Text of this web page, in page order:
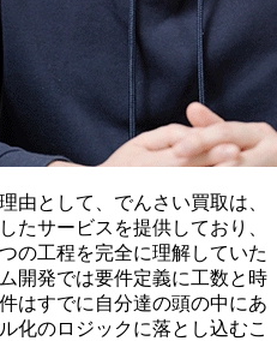
由として、でんさい買取は、
たサービスを提供しており、
の工程を完全に理解していた
開発では要件定義に工数と時
はすでに自分達の頭の中にあ
化のロジックに落とし込むこ